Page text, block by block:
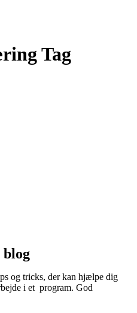
Tag
blog
og tricks, der kan hjælpe dig
i et program. God